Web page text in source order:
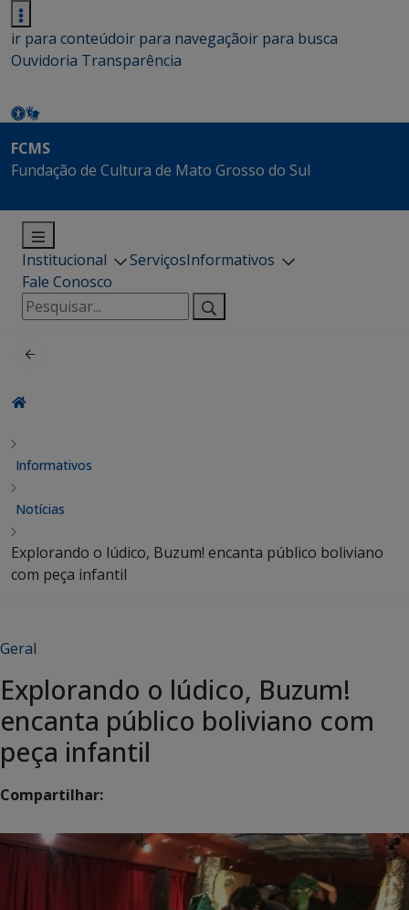
ir para conteúdoir para navegaçãoir para busca
Ouvidoria Transparência
FCMS
Fundação de Cultura de Mato Grosso do Sul
Institucional ServiçosInformativos
Fale Conosco
Pesquisar
por:
Informativos
Notícias
Explorando o lúdico, Buzum! encanta público boliviano
com peça infantil
Geral
Explorando o lúdico, Buzum!
encanta público boliviano com
peça infantil
Compartilhar: